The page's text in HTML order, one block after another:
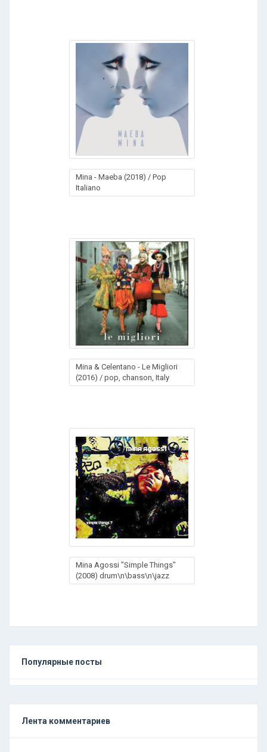
Mina - Maeba (2018) / Pop
Italiano
Mina & Celentano - Le Migliori
(2016) / pop, chanson, Italy
Mina Agossi "Simple Things"
(2008) drum\n\bass\n\jazz
Популярные посты
Лента комментариев